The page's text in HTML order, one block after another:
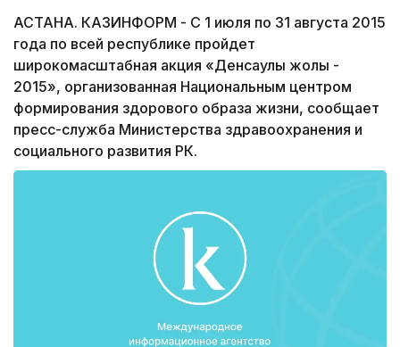
АСТАНА. КАЗИНФОРМ - С 1 июля по 31 августа 2015
года по всей республике пройдет
широкомасштабная акция «Денсаулық жолы -
2015», организованная Национальным центром
формирования здорового образа жизни, сообщает
пресс-служба Министерства здравоохранения и
социального развития РК.